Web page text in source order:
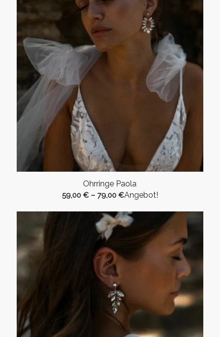
Ohrringe Paola
59,00 €– 79,00 €Angebot!